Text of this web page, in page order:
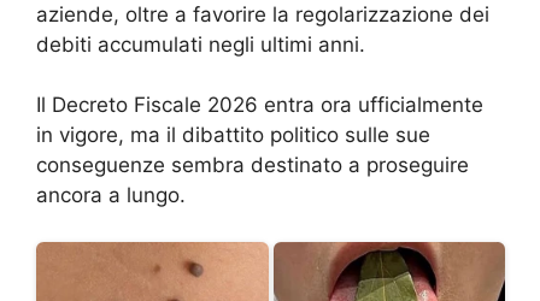
aziende, oltre a favorire la regolarizzazione dei
debiti accumulati negli ultimi anni.
Il Decreto Fiscale 2026 entra ora ufficialmente
in vigore, ma il dibattito politico sulle sue
conseguenze sembra destinato a proseguire
ancora a lungo.